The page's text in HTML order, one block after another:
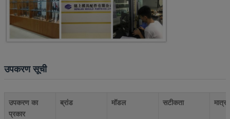
उपकरण सूची
उपकरण का
प्रकार
ब्रांड मॉडल सटीकता मात्रा